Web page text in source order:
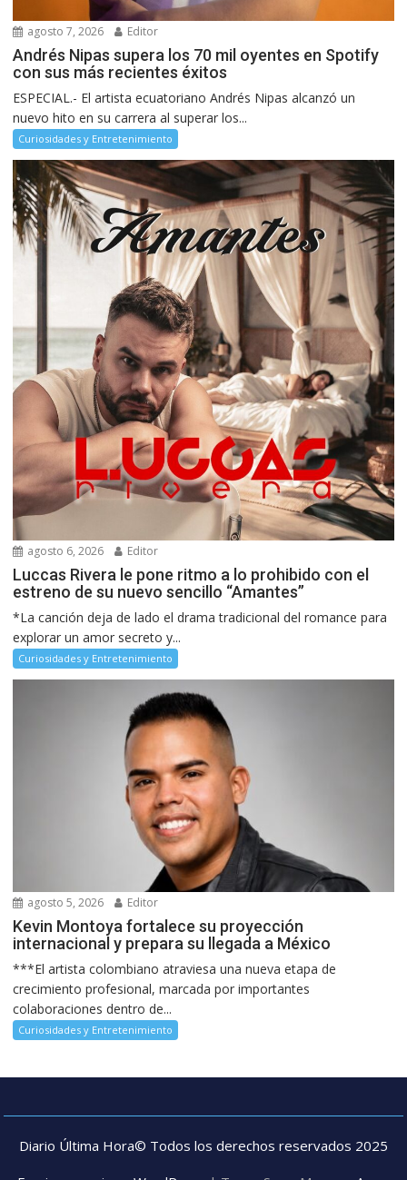
agosto 7, 2026 Editor
Andrés Nipas supera los 70 mil oyentes en Spotify
con sus más recientes éxitos
ESPECIAL.- El artista ecuatoriano Andrés Nipas alcanzó un
nuevo hito en su carrera al superar los...
Curiosidades y Entretenimiento
agosto 6, 2026 Editor
Luccas Rivera le pone ritmo a lo prohibido con el
estreno de su nuevo sencillo “Amantes”
*La canción deja de lado el drama tradicional del romance para
explorar un amor secreto y...
Curiosidades y Entretenimiento
agosto 5, 2026 Editor
Kevin Montoya fortalece su proyección
internacional y prepara su llegada a México
***El artista colombiano atraviesa una nueva etapa de
crecimiento profesional, marcada por importantes
colaboraciones dentro de...
Curiosidades y Entretenimiento
Diario Última Hora© Todos los derechos reservados 2025